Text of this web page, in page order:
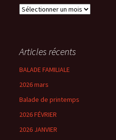
Archives
Articles récents
BALADE FAMILIALE
2026 mars
Balade de printemps
2026 FÉVRIER
2026 JANVIER